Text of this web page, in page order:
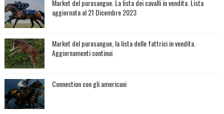
Market del purosangue. La lista dei cavalli in vendita. Lista
aggiornata al 21 Dicembre 2023
Market del purosangue, la lista delle fattrici in vendita.
Aggiornamenti continui
Connection con gli americani